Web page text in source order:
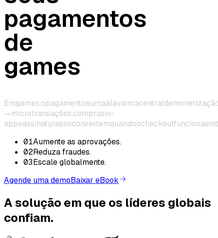
pagamentos
de
games
Emgames,opagamentoéumaalavancacentralde
—microtransações,comprasin-
appeassinaturassóconvertemquandoocheckoutfuncionaem
01Aumente as aprovações.
02Reduza fraudes.
03Escale globalmente.
Agende uma demoBaixar eBook
A solução em que os líderes globais
confiam.